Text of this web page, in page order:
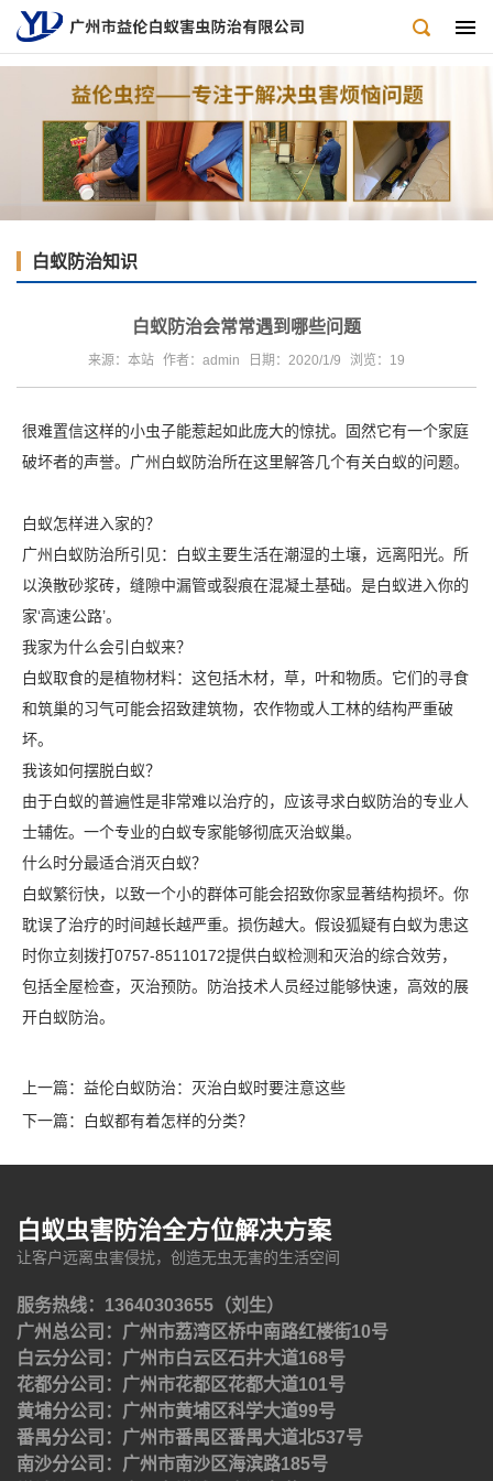
白蚁防治知识
白蚁防治会常常遇到哪些问题
来源：本站 作者：admin 日期：2020/1/9 浏览： 19
很难置信这样的小虫子能惹起如此庞大的惊扰。固然它有一个家庭
破坏者的声誉。 广州白蚁防治所在这里解答几个有关白蚁的问题。
白蚁怎样进入家的？
广州白蚁防治所引见：白蚁主要生活在潮湿的土壤，远离阳光。所
以涣散砂浆砖，缝隙中漏管或裂痕在混凝土基础。是白蚁进入你的
家‘高速公路’。
我家为什么会引白蚁来？
白蚁取食的是植物材料：这包括木材，草，叶和物质。它们的寻食
和筑巢的习气可能会招致建筑物，农作物或人工林的结构严重破
坏。
我该如何摆脱白蚁？
由于白蚁的普遍性是非常难以治疗的，应该寻求白蚁防治的专业人
士辅佐。一个专业的白蚁专家能够彻底灭治蚁巢。
什么时分最适合消灭白蚁？
白蚁繁衍快，以致一个小的群体可能会招致你家显著结构损坏。你
耽误了治疗的时间越长越严重。损伤越大。假设狐疑有白蚁为患这
时你立刻拨打0757-85110172提供白蚁检测和灭治的综合效劳，
包括全屋检查，灭治预防。防治技术人员经过能够快速，高效的展
开白蚁防治。
上一篇： 益伦白蚁防治：灭治白蚁时要注意这些
下一篇：
白蚁都有着怎样的分类？
白蚁虫害防治全方位解决方案
让客户远离虫害侵扰，创造无虫无害的生活空间
服务热线：13640303655（刘生）
广州总公司：广州市荔湾区桥中南路红楼街10号
白云分公司：广州市白云区石井大道168号
花都分公司：广州市花都区花都大道101号
黄埔分公司：广州市黄埔区科学大道99号
番禺分公司：广州市番禺区番禺大道北537号
南沙分公司：广州市南沙区海滨路185号